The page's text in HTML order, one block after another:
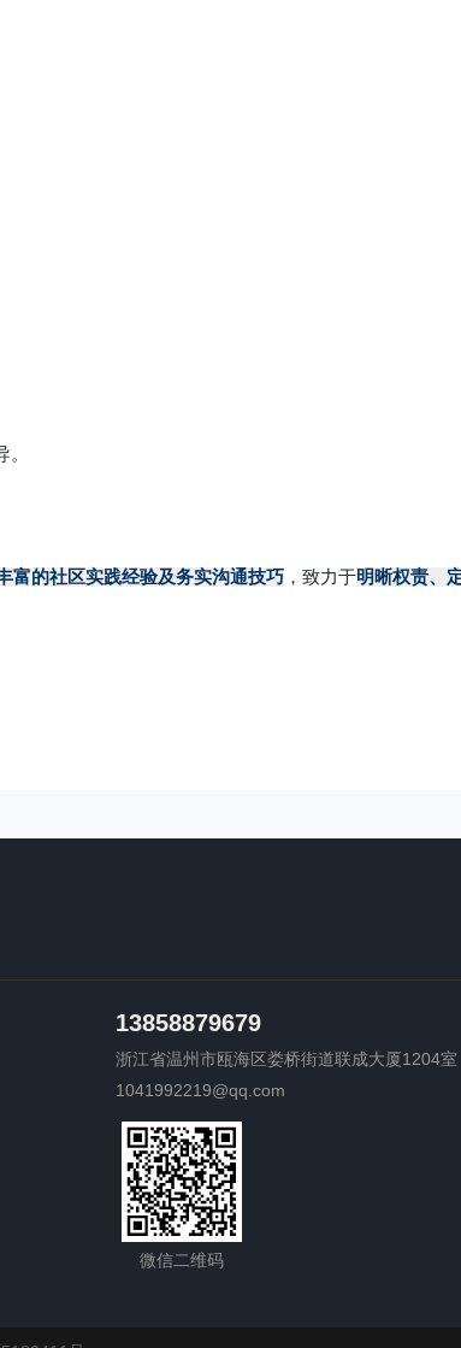
富的社区实践经验及务实沟通技巧 ，致力于明晰权责、
13858879679
浙江省温州市瓯海区娄桥街道联成大厦1204室
1041992219@qq.com
微信二维码